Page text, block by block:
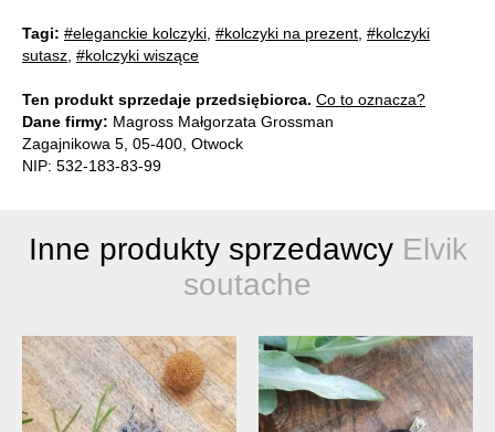
Tagi: #eleganckie kolczyki #kolczyki na prezent #kolczyki
sutasz #kolczyki wiszące
Ten produkt sprzedaje przedsiębiorca. Co to oznacza?
Dane firmy: Magross Małgorzata Grossman
Zagajnikowa 5, 05-400, Otwock
NIP: 532-183-83-99
Inne produkty sprzedawcy Elvik
soutache